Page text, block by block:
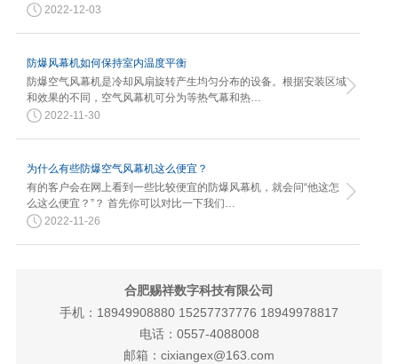
2022-12-03
防爆风幕机如何保持室内温度平衡
防爆空气风幕机是冷却风扇旋转产生均匀分布的设备。根据安装区域
和效果的不同，空气风幕机可分为等热气幕和热…
2022-11-30
为什么有些防爆空气风幕机这么便宜？
有的客户会在网上看到一些比较便宜的防爆风幕机，就会问“他这怎
么这么便宜？”？ 首先你可以对比一下我们…
2022-11-26
合肥赐祥数字科技有限公司
手机：18949908880 15257737776 18949978817
电话：0557-4088008
邮箱：cixiangex@163.com